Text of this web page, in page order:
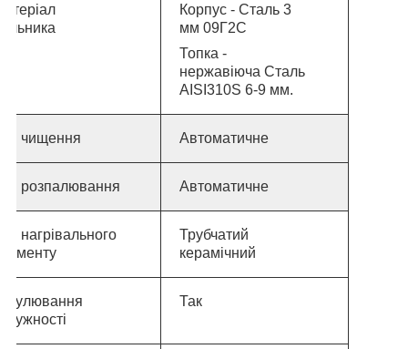
Корпус - Сталь 3
мм 09Г2С
Топка -
нержавіюча Сталь
AISI 310S 6-9 мм.
чищення Автоматичне
розпалювання Автоматичне
нагрівального
Трубчатий
керамічний
Так